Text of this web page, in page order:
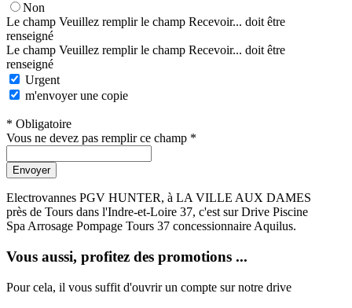
Non
Le champ Veuillez remplir le champ Recevoir... doit être
renseigné
Le champ Veuillez remplir le champ Recevoir... doit être
renseigné
Urgent
m'envoyer une copie
* Obligatoire
Vous ne devez pas remplir ce champ *
Envoyer
Electrovannes PGV HUNTER, à LA VILLE AUX DAMES
près de Tours dans l'Indre-et-Loire 37, c'est sur Drive Piscine
Spa Arrosage Pompage Tours 37 concessionnaire Aquilus.
Vous aussi, profitez des promotions ...
Pour cela, il vous suffit d'ouvrir un compte sur notre drive